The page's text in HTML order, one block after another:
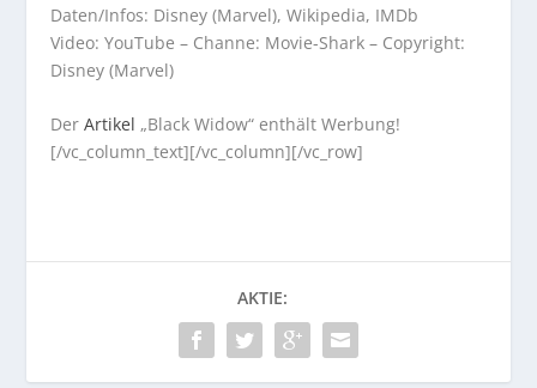
Daten/Infos: Disney (Marvel), Wikipedia, IMDb
Video: YouTube – Channe: Movie-Shark – Copyright:
Disney (Marvel)
DerArtikel „Black Widow“ enthält Werbung!
[/vc_column_text][/vc_column][/vc_row]
AKTIE: